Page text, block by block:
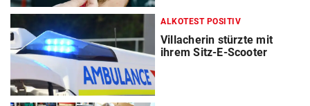
ALKOTEST POSITIV
Villacherin stürzte mit
ihrem Sitz-E-Scooter